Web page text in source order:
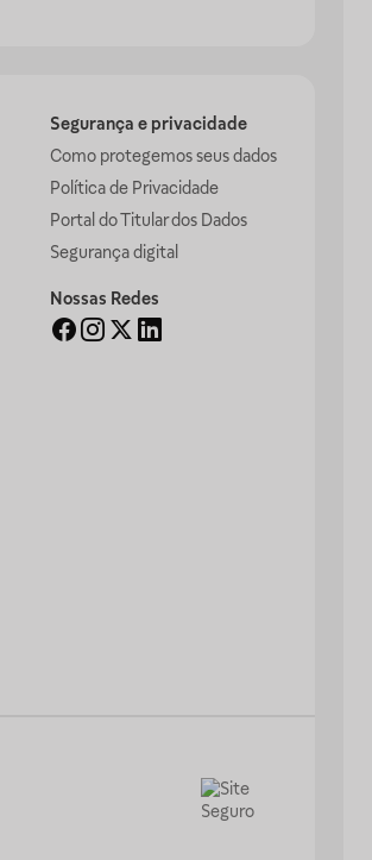
Segurança e privacidade
Como protegemos seus dados
Política de Privacidade
Portal do Titular dos Dados
Segurança digital
Nossas Redes